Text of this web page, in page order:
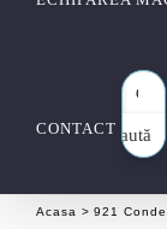
CONTACTCaută
Acasa 921